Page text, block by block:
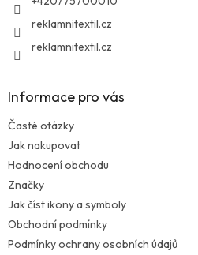
reklamnitextil.cz
reklamnitextil.cz
Informace pro vás
Časté otázky
Jak nakupovat
Hodnocení obchodu
Značky
Jak číst ikony a symboly
Obchodní podmínky
Podmínky ochrany osobních údajů